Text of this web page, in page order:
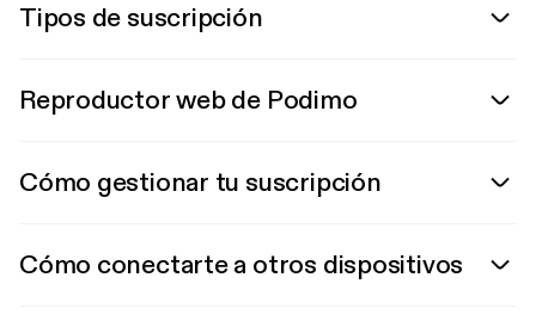
Tipos de suscripción
Reproductor web de Podimo
Cómo gestionar tu suscripción
Cómo conectarte a otros dispositivos